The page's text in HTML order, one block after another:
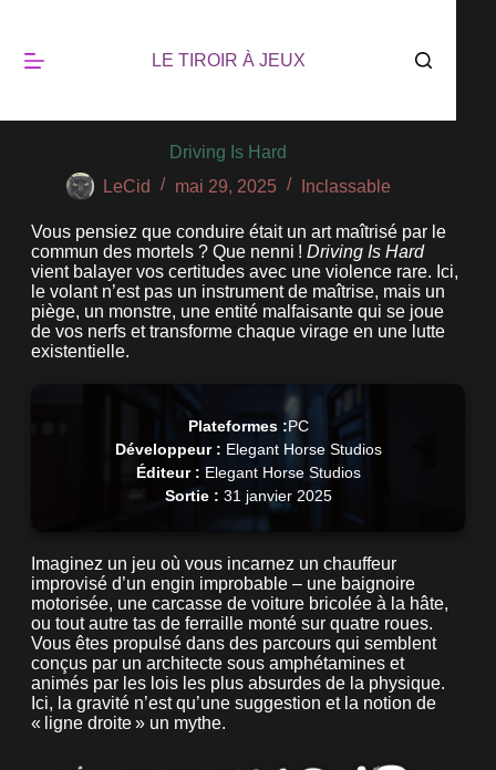
LE TIROIR À JEUX
Driving Is Hard
LeCid
mai 29, 2025 Inclassable
Vous pensiez que conduire était un art maîtrisé par le
commun des mortels ? Que nenni ! Driving Is Hard
vient balayer vos certitudes avec une violence rare. Ici,
le volant n’est pas un instrument de maîtrise, mais un
piège, un monstre, une entité malfaisante qui se joue
de vos nerfs et transforme chaque virage en une lutte
existentielle.
Plateformes :PC
Développeur : Elegant Horse Studios
Éditeur : Elegant Horse Studios
Sortie : 31 janvier 2025
Imaginez un jeu où vous incarnez un chauffeur
improvisé d’un engin improbable – une baignoire
motorisée, une carcasse de voiture bricolée à la hâte,
ou tout autre tas de ferraille monté sur quatre roues.
Vous êtes propulsé dans des parcours qui semblent
conçus par un architecte sous amphétamines et
animés par les lois les plus absurdes de la physique.
Ici, la gravité n’est qu’une suggestion et la notion de
« ligne droite » un mythe.